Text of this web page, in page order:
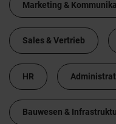
Marketing &
Sales & Vertrieb
HR
Bauwesen &